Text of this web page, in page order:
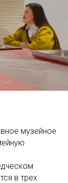
музейное
в трех